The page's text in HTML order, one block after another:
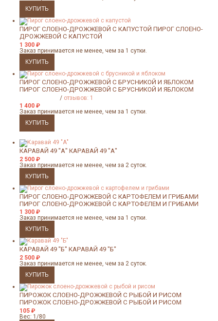
ПИРОГ СЛОЕНО-ДРОЖЖЕВОЙ С КАПУСТОЙ ПИРОГ СЛОЕНО-
ДРОЖЖЕВОЙ С КАПУСТОЙ
1 300 ₽
Заказ принимается не менее, чем за 1 сутки.
ПИРОГ СЛОЕНО-ДРОЖЖЕВОЙ С БРУСНИКОЙ И ЯБЛОКОМ
ПИРОГ СЛОЕНО-ДРОЖЖЕВОЙ С БРУСНИКОЙ И ЯБЛОКОМ
/ отзывов: 1
1 400 ₽
Заказ принимается не менее, чем за 1 сутки.
КАРАВАЙ 49 "А" КАРАВАЙ 49 "А"
2 500 ₽
Заказ принимается не менее, чем за 2 суток.
ПИРОГ СЛОЕНО-ДРОЖЖЕВОЙ С КАРТОФЕЛЕМ И ГРИБАМИ
ПИРОГ СЛОЕНО-ДРОЖЖЕВОЙ С КАРТОФЕЛЕМ И ГРИБАМИ
1 300 ₽
Заказ принимается не менее, чем за 1 сутки.
КАРАВАЙ 49 "Б" КАРАВАЙ 49 "Б"
2 500 ₽
Заказ принимается не менее, чем за 2 суток.
ПИРОЖОК СЛОЕНО-ДРОЖЖЕВОЙ С РЫБОЙ И РИСОМ
ПИРОЖОК СЛОЕНО-ДРОЖЖЕВОЙ С РЫБОЙ И РИСОМ
105 ₽
Вес: 1/80